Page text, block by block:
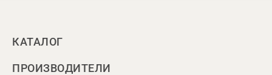
КАТАЛОГ
ПРОИЗВОДИТЕЛИ